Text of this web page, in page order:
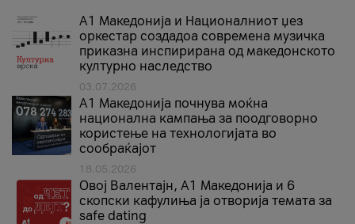
А1 Македонија и Националниот џез
оркестар создадоа современа музичка
приказна инспирирана од македонското
културно наследство
03.07.2026
A1 Македонија почнува моќна
национална кампања за поодговорно
користење на технологијата во
сообраќајот
18.05.2026
Овој Валентајн, A1 Македонија и 6
скопски кафулиња ја отворија темата за
safe dating